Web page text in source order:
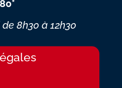
de 8h30 à 12h30